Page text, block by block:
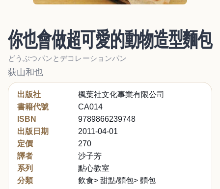
你也會做超可愛的動物造型麵包
どうぶつパンとデコレーションパン
荻山和也
出版社
楓葉社文化事業有限公司
書籍代號
CA014
ISBN
9789866239748
出版日期
2011-04-01
定價
270
譯者
沙子芳
系列
點心教室
分類
飲食> 甜點/麵包> 麵包